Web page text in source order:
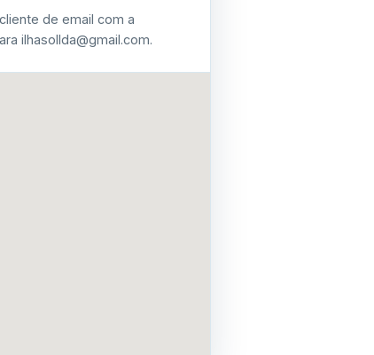
de email com a
ilhasollda@gmail.com.